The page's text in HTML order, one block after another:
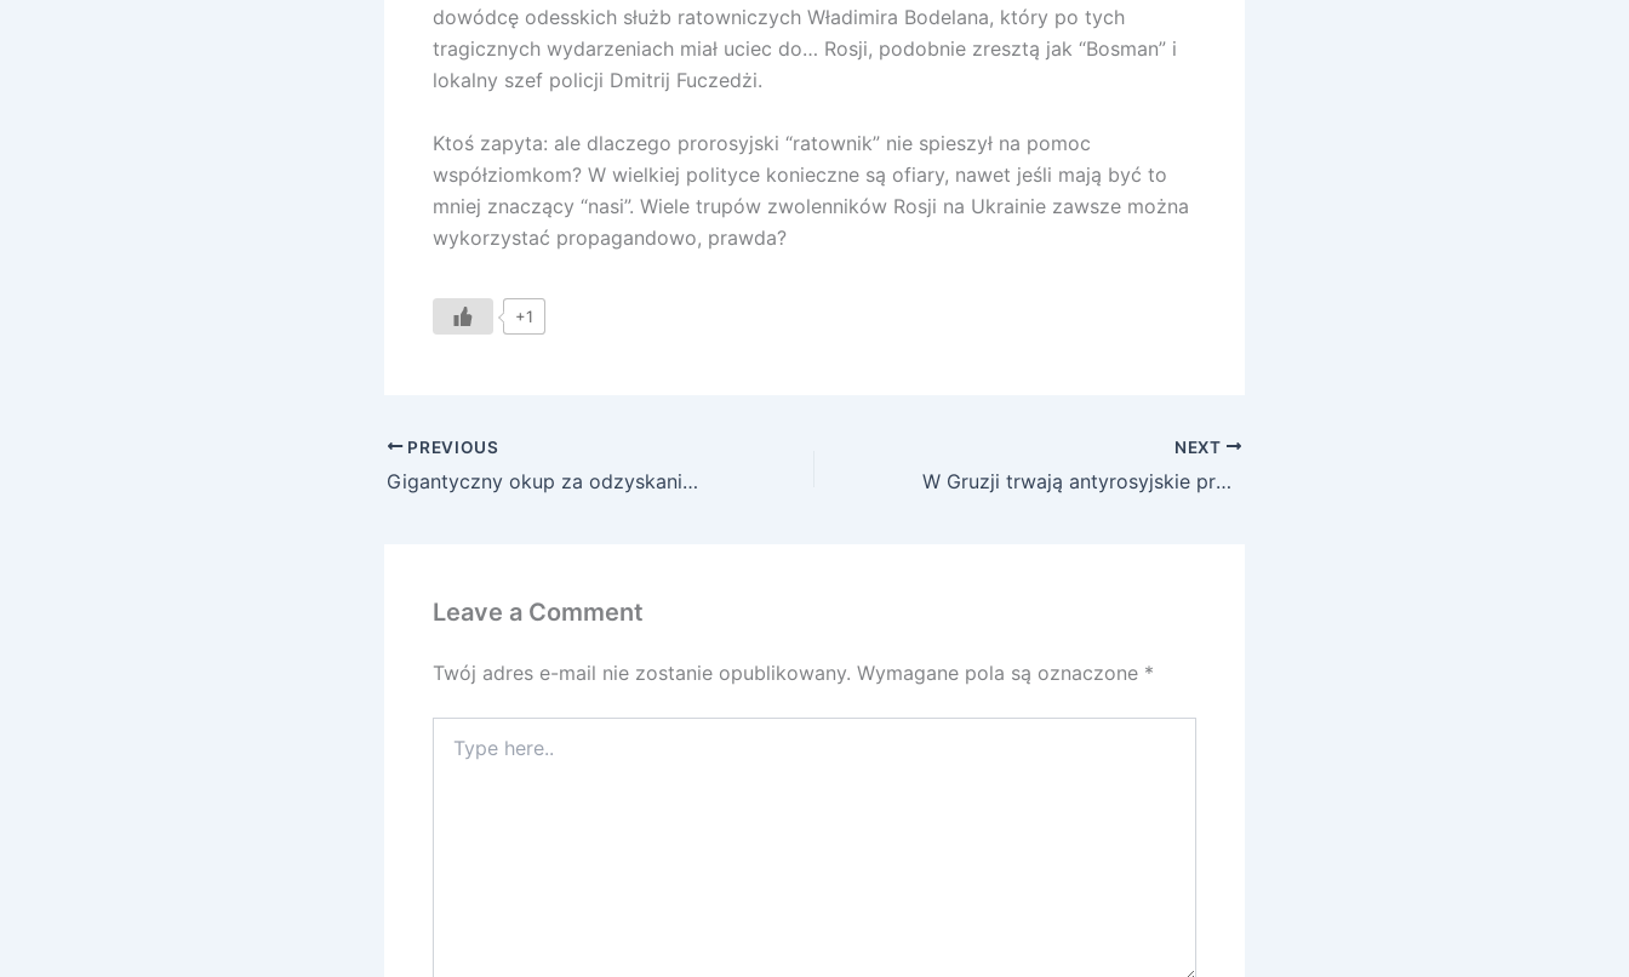
dowódcę odesskich służb ratowniczych Władimira Bodelana, który po tych
tragicznych wydarzeniach miał uciec do… Rosji, podobnie zresztą jak “Bosman” i
lokalny szef policji Dmitrij Fuczedżi.
Ktoś zapyta: ale dlaczego prorosyjski “ratownik” nie spieszył na pomoc
współziomkom? W wielkiej polityce konieczne są ofiary, nawet jeśli mają być to
mniej znaczący “nasi”. Wiele trupów zwolenników Rosji na Ukrainie zawsze można
wykorzystać propagandowo, prawda?
+1
PREVIOUS
Gigantyczny okup za odzyskanie danych zaszyfrowanych ransomware
NEXT
W Gruzji trwają antyrosyjskie protesty
Leave a Comment
Twój adres e-mail nie zostanie opublikowany. Wymagane pola są oznaczone *
here..